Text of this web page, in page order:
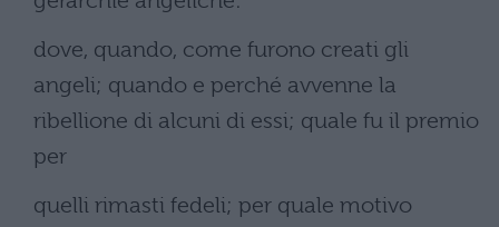
dove, quando, come furono creati gli
angeli; quando e perché avvenne la
ribellione di alcuni di essi; quale fu il premio
per
quelli rimasti fedeli; per quale motivo